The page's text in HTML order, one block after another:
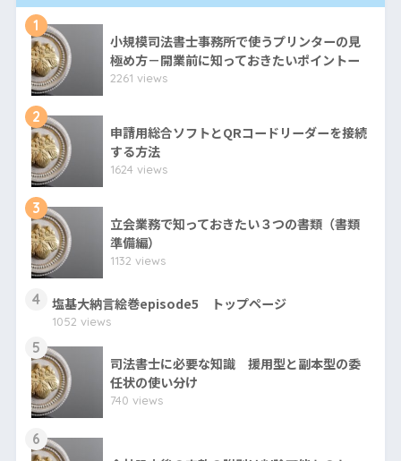
1
小規模司法書士事務所で使うプリンターの見
極め方－開業前に知っておきたいポイントー
2261 views
2
申請用総合ソフトとQRコードリーダーを接続
する方法
1624 views
3
立会業務で知っておきたい３つの書類（書類
準備編）
1132 views
4 塩基大納言絵巻episode5 トップページ
1052 views
5
司法書士に必要な知識 援用型と副本型の委
任状の使い分け
740 views
6